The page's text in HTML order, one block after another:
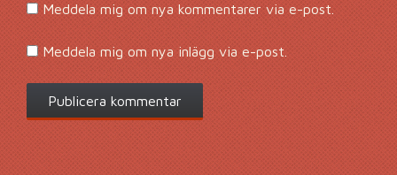
Meddela mig om nya kommentarer via e-post.
Meddela mig om nya inlägg via e-post.